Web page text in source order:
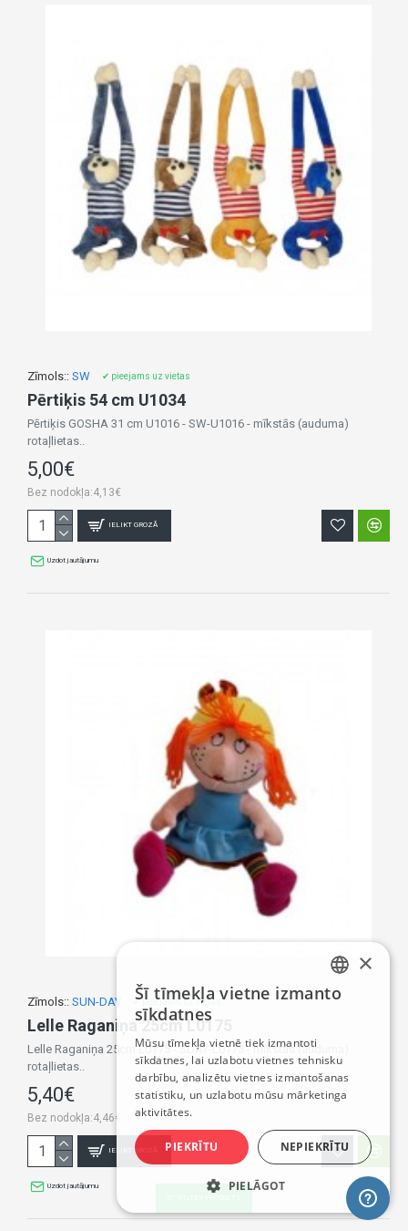
Zīmols:: SW ✔ pieejams uz vietas
Pērtiķis 54 cm U1034
Pērtiķis GOSHA 31 cm U1016 - SW-U1016 - mīkstās (auduma)
rotaļlietas..
5,00€
Bez nodokļa:4,13€
IELIKT GROZĀ
Uzdot jautājumu
Zīmols:: SUN-DAY ✔ pieejams uz vietas
Lelle Raganiņa 25cm L0175
Lelle Raganiņa 25cm L0175 - SDAY-L0175 - mīkstās (auduma)
rotaļlietas..
5,40€
Bez nodokļa:4,46€
IELIKT GROZĀ
Uzdot jautājumu
LATVIAN
ENGLISH
×
Šī tīmekļa vietne izmanto
sīkdatnes
Mūsu tīmekļa vietnē tiek izmantoti
sīkdatnes, lai uzlabotu vietnes tehnisku
darbību, analizētu vietnes izmantošanas
statistiku, un uzlabotu mūsu mārketinga
aktivitātes.
PIEKRĪTU NEPIEKRĪTU
PIELĀGOT